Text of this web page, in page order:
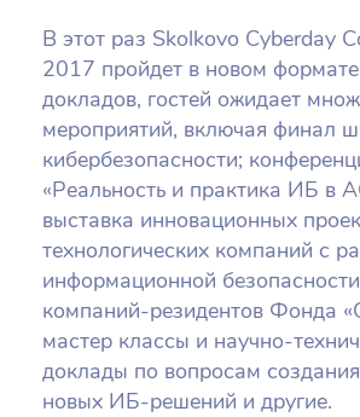
В этот раз Skolkovo Cyberday
2017 пройдет в новом
докладов, гостей ожидает
мероприятий, включая финал
кибербезопасности;
«Реальность и практика ИБ в
выставка инновационных
технологических компаний с
информационной
компаний-резидентов Фонда
мастер классы и научно-
доклады по вопросам
новых ИБ-решений и другие.